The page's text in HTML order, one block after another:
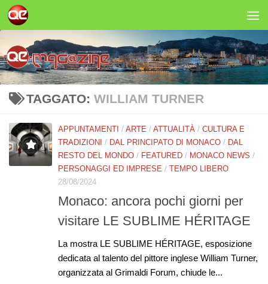
Salta al contenuto
TAGGATO: WILLIAM TURNER
APPUNTAMENTI / ARTE / ATTUALITÀ / CULTURA E
TRADIZIONI / DAL PRINCIPATO DI MONACO / DAL
RESTO DEL MONDO / FEATURED / MONACO NEWS /
PERSONAGGI ED IMPRESE / TEMPO LIBERO
28/08/2024
Monaco: ancora pochi giorni per
visitare LE SUBLIME HÉRITAGE
La mostra LE SUBLIME HÉRITAGE, esposizione
dedicata al talento del pittore inglese William Turner,
organizzata al Grimaldi Forum, chiude le...